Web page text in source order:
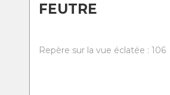
FEUTRE
Repère sur la vue éclatée : 106